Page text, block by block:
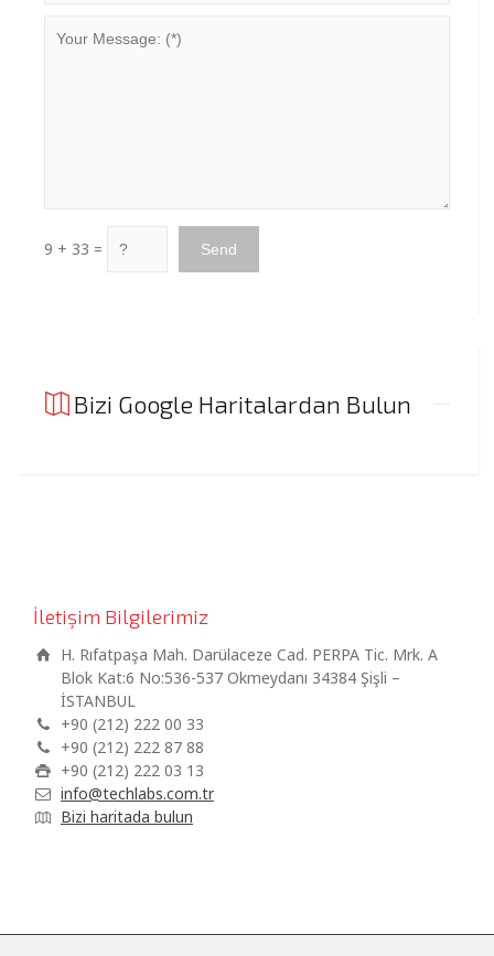
9 + 33 =
Bizi Google Haritalardan Bulun
İletişim Bilgilerimiz
H. Rıfatpaşa Mah. Darülaceze Cad. PERPA Tic. Mrk. A
Blok Kat:6 No:536-537 Okmeydanı 34384 Şişli –
İSTANBUL
+90 (212) 222 00 33
+90 (212) 222 87 88
+90 (212) 222 03 13
info@techlabs.com.tr
Bizi haritada bulun